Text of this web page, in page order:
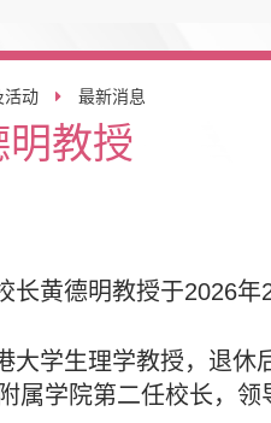
活动 最新消息
教授
长黄德明教授于2026年
大学生理学教授，退休
属学院第二任校长，领